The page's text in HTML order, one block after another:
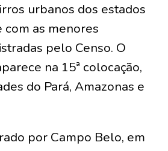
urbanos dos estados
com as menores
pelo Censo. O
na 15ª colocação,
do Pará, Amazonas e
por Campo Belo, em